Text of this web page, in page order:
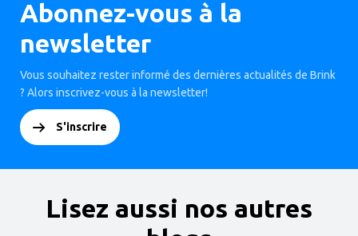
Abonnez-vous à la
newsletter
Vous souhaitez rester informé des dernières actualités de Brink
? Alors inscrivez-vous à la newsletter!
S'inscrire
Lisez aussi nos autres